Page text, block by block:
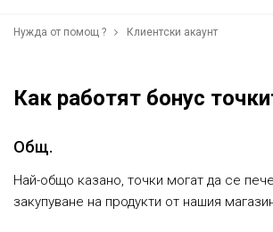
Нужда от помощ ? Клиентски акаунт
Как работят бонус
Общ.
Най-общо казано, точки могат да се
закупуване на продукти от нашия